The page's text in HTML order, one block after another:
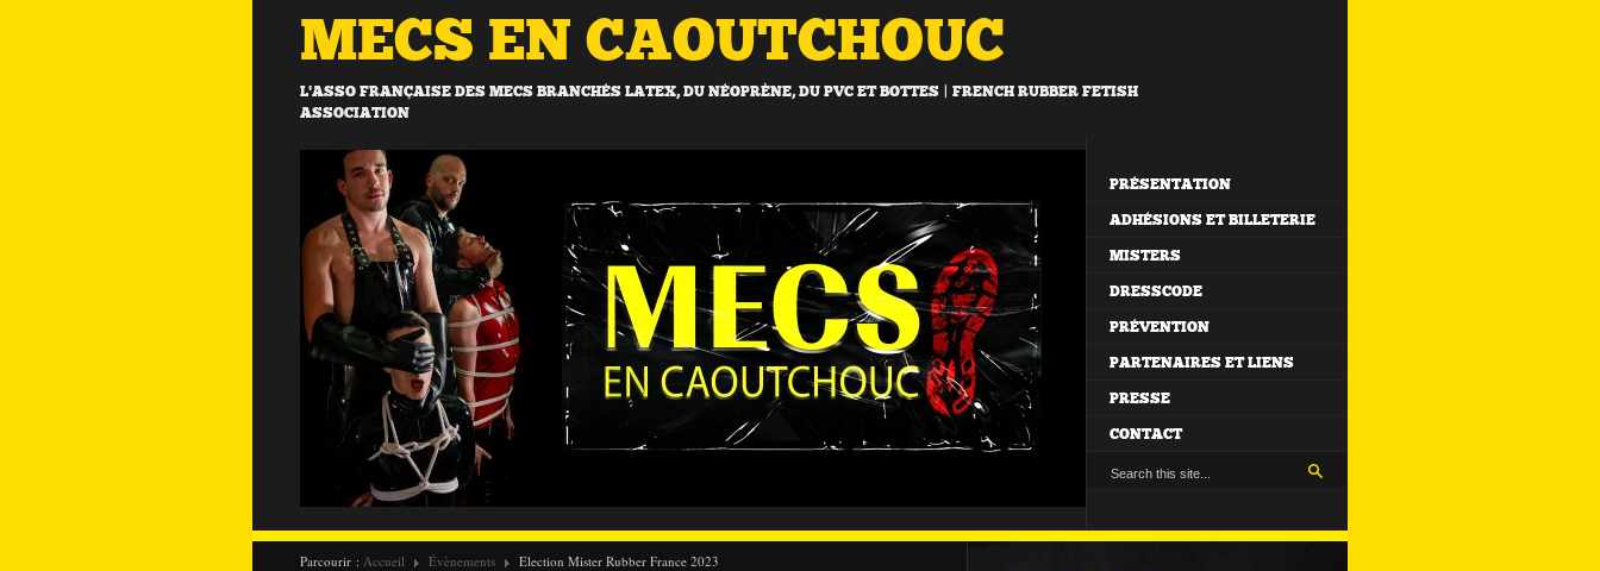
MECS EN CAOUTCHOUC
L'ASSO FRANÇAISE DES MECS BRANCHÉS LATEX, DU NÉOPRÈNE, DU PVC ET BOTTES | FRENCH RUBBER FETISH
ASSOCIATION
PRÉSENTATION
ADHÉSIONS ET BILLETERIE
MISTERS
DRESSCODE
PRÉVENTION
PARTENAIRES ET LIENS
PRESSE
CONTACT
Parcourir : Accueil Évènements Election Mister Rubber France 2023